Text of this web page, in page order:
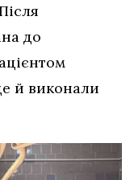
до
й виконали